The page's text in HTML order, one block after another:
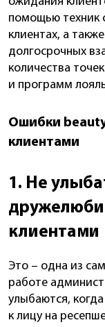
помощью техник
клиентах, а
долгосрочных
количества
и программ
Ошибки
клиентами
1. Не
клиентами
Это – одна из
работе
улыбаются,
к лицу на